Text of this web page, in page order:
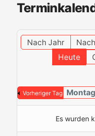
Nach Jahr
Heute
Vorheriger Tag
Es wurden